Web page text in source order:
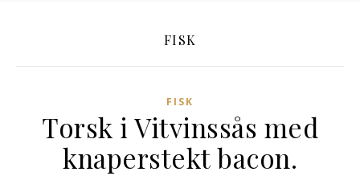
FISK
FISK
Torsk i Vitvinssås med
knaperstekt bacon.